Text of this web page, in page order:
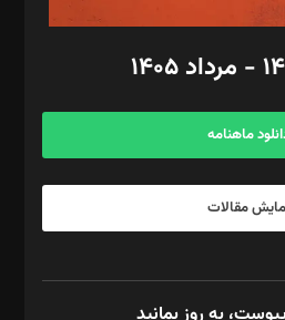
ماهنامه
مقالات